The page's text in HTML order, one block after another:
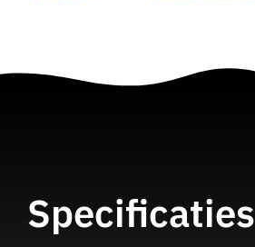
Specificaties